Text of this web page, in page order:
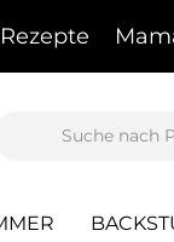
Rezepte